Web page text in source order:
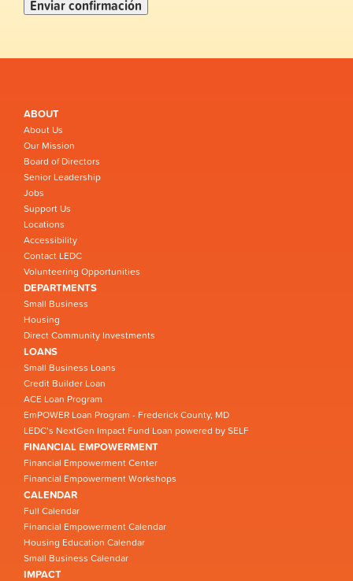
ABOUT
About Us
Our Mission
Board of Directors
Senior Leadership
Jobs
Support Us
Locations
Accessibility
Contact LEDC
Volunteering Opportunities
DEPARTMENTS
Small Business
Housing
Direct Community Investments
LOANS
Small Business Loans
Credit Builder Loan
ACE Loan Program
EmPOWER Loan Program - Frederick County, MD
LEDC’s NextGen Impact Fund Loan powered by SELF
FINANCIAL EMPOWERMENT
Financial Empowerment Center
Financial Empowerment Workshops
CALENDAR
Full Calendar
Financial Empowerment Calendar
Housing Education Calendar
Small Business Calendar
IMPACT